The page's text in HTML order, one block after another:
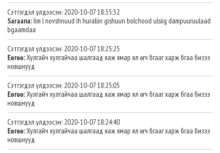
Сэтгэгдэл үлдээсэн: 2020-10-07 18:35:32
Saraana:Iim l novshnuud ih huraliin gishuun bolchood ulsiig dampuuruulaad
bgaamdaa
Сэтгэгдэл үлдээсэн: 2020-10-07 18:25:25
Еөгөө:Хулгайч хулгайчаа шалгаад яаж ямар ял өгч бгааг харж бгаа бизээ
новшнууд
Сэтгэгдэл үлдээсэн: 2020-10-07 18:25:05
Еөгөө:Хулгайч хулгайчаа шалгаад яаж ямар ял өгч бгааг харж бгаа бизээ
новшнууд
Сэтгэгдэл үлдээсэн: 2020-10-07 18:24:40
Еөгөө:Хулгайч хулгайчаа шалгаад яаж ямар ял өгч бгааг харж бгаа бизээ
новшнууд